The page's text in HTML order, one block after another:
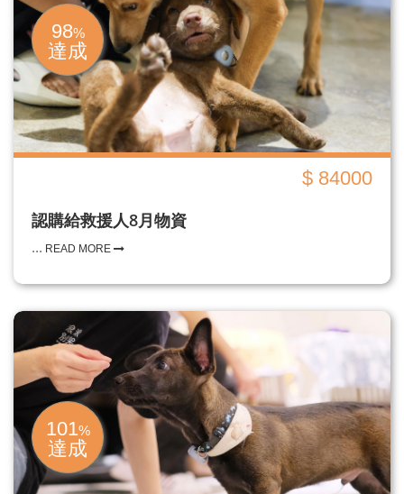
98%
達成
$ 84000
認購給救援人8月物資
... READ MORE
101%
達成